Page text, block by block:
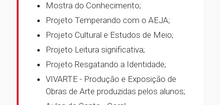
Mostra do Conhecimento;
Projeto Temperando com o AEJA;
Projeto Cultural e Estudos de Meio;
Projeto Leitura significativa;
Projeto Resgatando a Identidade;
VIVARTE - Produção e Exposição de
Obras de Arte produzidas pelos alunos;